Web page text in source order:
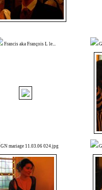
Francis aka François L le...
GN mariage 11.03.06 024.jpg